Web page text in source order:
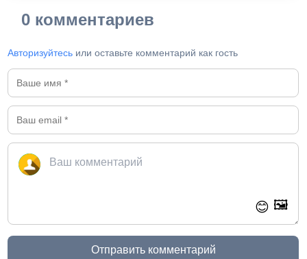
0 комментариев
Авторизуйтесь или оставьте комментарий как гость
😊 🖼️
Отправить комментарий